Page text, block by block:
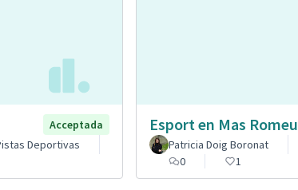
Acceptada
Deportivas
Esport en Mas Romeu
Patricia Doig Boronat
0
1